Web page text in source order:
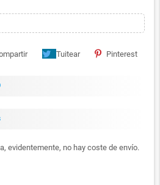
Tuitear Pinterest
evidentemente, no hay coste de envío.